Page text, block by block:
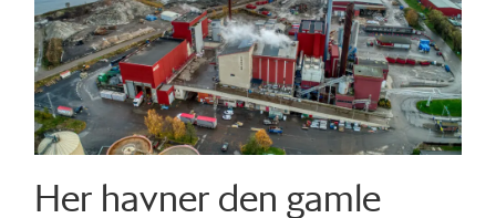
Her havner den gamle